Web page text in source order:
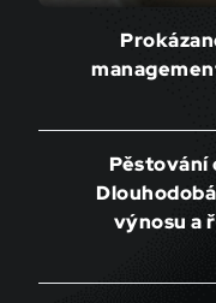
Pěstování
výnosu a